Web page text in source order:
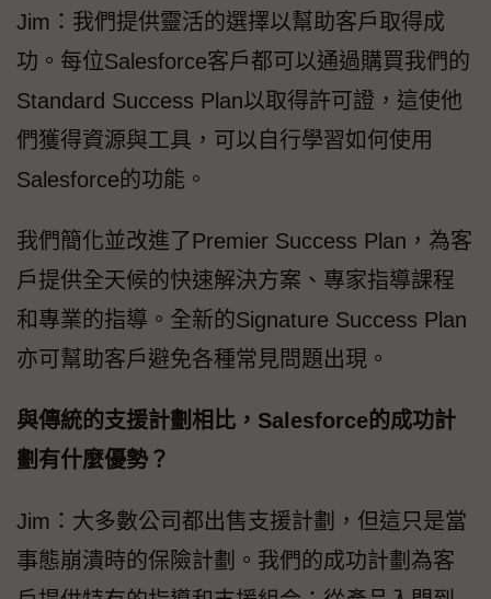
Jim：我們提供靈活的選擇以幫助客戶取得成
功。每位Salesforce客戶都可以通過購買我們的
Standard Success Plan以取得許可證，這使他
們獲得資源與工具，可以自行學習如何使用
Salesforce的功能。
我們簡化並改進了Premier Success Plan，為客
戶提供全天候的快速解決方案、專家指導課程
和專業的指導。全新的Signature Success Plan
亦可幫助客戶避免各種常見問題出現。
與傳統的支援計劃相比，Salesforce的成功計
劃有什麼優勢？
Jim：大多數公司都出售支援計劃，但這只是當
事態崩潰時的保險計劃。我們的成功計劃為客